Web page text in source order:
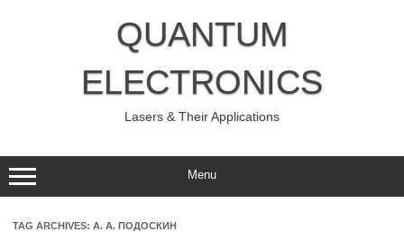
QUANTUM
ELECTRONICS
Lasers & Their Applications
Menu
TAG ARCHIVES: А. А. ПОДОСКИН